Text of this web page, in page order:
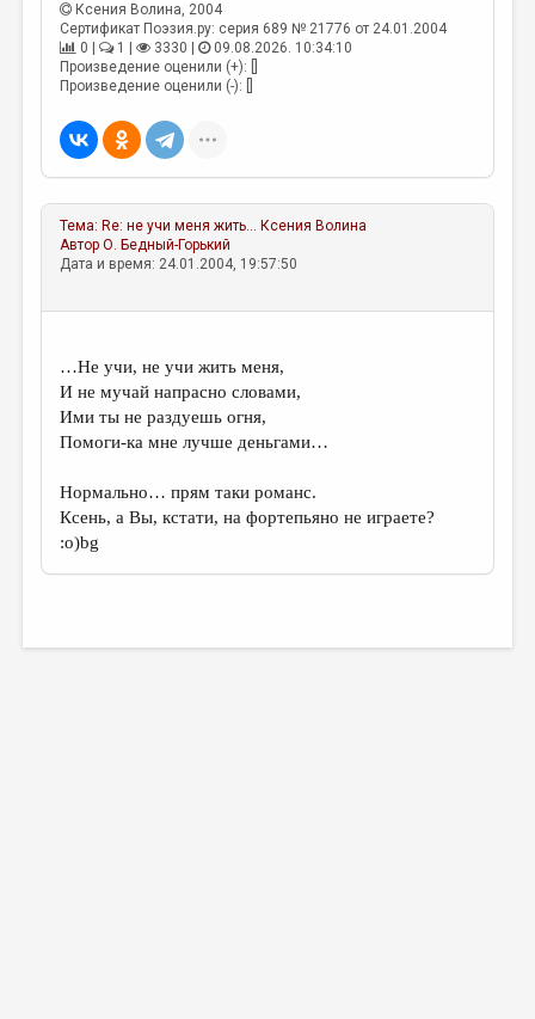
Ксения Волина, 2004
Сертификат Поэзия.ру: серия 689 № 21776 от 24.01.2004
0 |
1 | 3330 |
09.08.2026. 10:34:10
Произведение оценили (+): []
Произведение оценили (-): []
Тема: Re: не учи меня жить... Ксения Волина
АвторО. Бедный-Горький
Дата и время: 24.01.2004, 19:57:50
…Не учи, не учи жить меня,
И не мучай напрасно словами,
Ими ты не раздуешь огня,
Помоги-ка мне лучше деньгами…
Нормально… прям таки романс.
Ксень, а Вы, кстати, на фортепьяно не играете?
:о)bg